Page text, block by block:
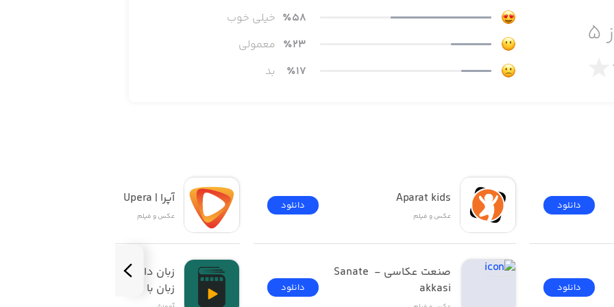
مانیتور یا تلویزیون
و فایل‌های موسیقی
۵ ٪58
خیلی خوب
٪23
معمولی
٪17 بد
دانلود
دانلود
Aparat kids
عکس و فیلم
دانلود
صنعت عکاسی - Sanate
akkasi
دانلود
آپرا | Upera
عکس و فیلم
زبان با فیلم